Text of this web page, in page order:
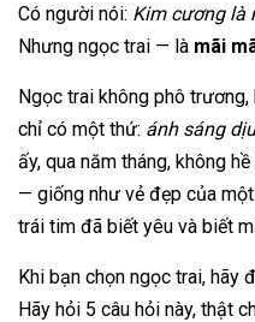
Có người nói: Kim cương là
Nhưng ngọc trai — là mãi
Ngọc trai không phô
chỉ có một thứ: ánh sáng
ấy, qua năm tháng, không
— giống như vẻ đẹp của
trái tim đã biết yêu và biết
Khi bạn chọn ngọc trai, hãy
Hãy hỏi 5 câu hỏi này, thật